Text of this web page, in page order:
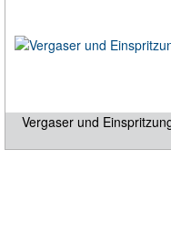
Vergaser und